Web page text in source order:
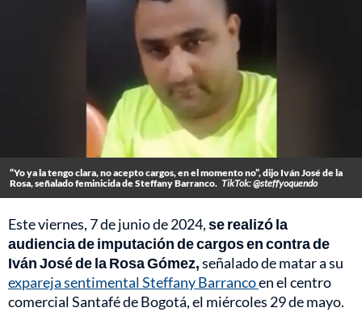
“Yo ya la tengo clara, no acepto cargos, en el momento no”, dijo Iván José de la
Rosa, señalado feminicida de Steffany Barranco. TikTok: @steffyoquendo
Este viernes, 7 de junio de 2024,se realizó la
audiencia de imputación de cargos en contra de
Iván José de la Rosa Gómez,señalado de matar a su
expareja sentimental Steffany Barrancoen el centro
comercial Santafé de Bogotá, el miércoles 29 de mayo.